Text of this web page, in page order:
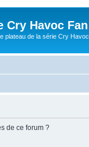
Cry Havoc Fan
plateau de la série Cry Havoc
de ce forum ?